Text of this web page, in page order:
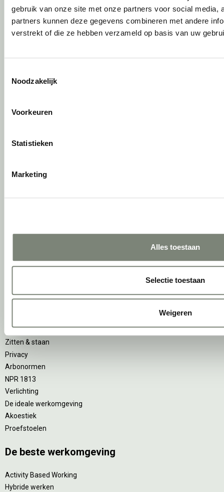
gebruik van onze site met onze partners voor social media,
partners kunnen deze gegevens combineren met andere
verstrekt of die ze hebben verzameld op basis van uw
Noodzakelijk
Voorkeuren
Statistieken
Marketing
Alles toestaan
Selectie toestaan
Weigeren
Circulair inrichten
Tweede Leven Lijst
Duurzame projectinrichting
Concentreren
(Video)bellen
Vitaliteit
Zitten & staan
Privacy
Arbonormen
NPR 1813
Verlichting
De ideale werkomgeving
Akoestiek
Proefstoelen
De beste werkomgeving
Activity Based Working
Hybride werken